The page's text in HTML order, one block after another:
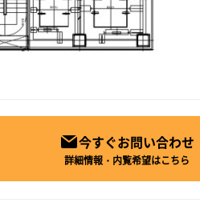
今すぐお問い合わせ
詳細情報・内覧希望はこちら